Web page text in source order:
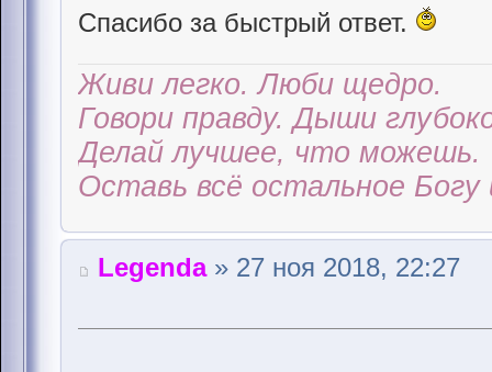
Спасибо за быстрый ответ.
Живи легко. Люби щедро.
Говори правду. Дыши
Делай лучшее, что можешь.
Оставь всё остальное Богу
Legenda» 27 ноя 2018, 22:27